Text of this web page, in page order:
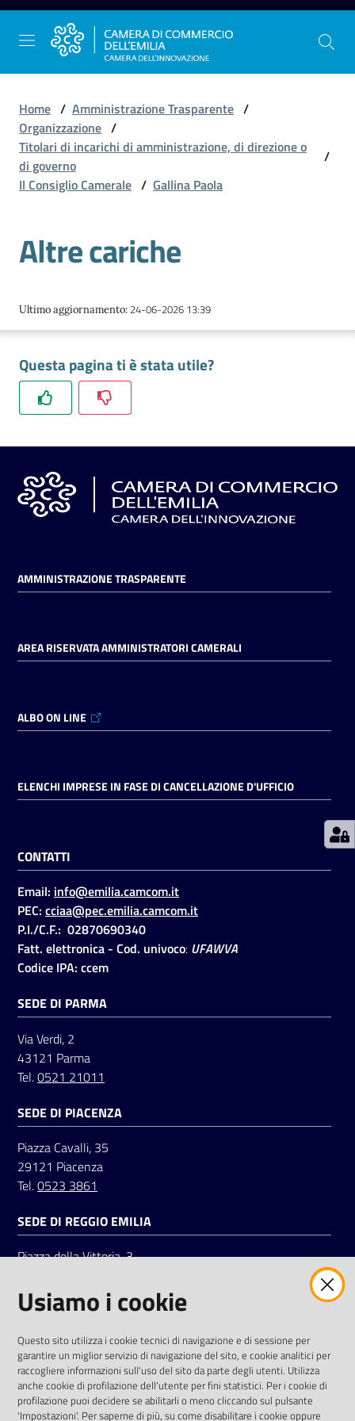
Vai al contenuto
Vai alla navigazione
Vai al footer
La
Camera
dell'Emilia
Gestire
l'impresa
e
territorio
Tutelare
l'Impresa
in
digitale
on line
Accedi
Registrati
Seguici
su
Home / Amministrazione Trasparente /
Organizzazione /
Titolari di incarichi di amministrazione, di direzione o
di governo
/
Il Consiglio Camerale / Gallina Paola
Altre cariche
Ultimo aggiornamento: 24-06-2026 13:39
Questa pagina ti è stata utile?
AMMINISTRAZIONE TRASPARENTE
AREA RISERVATA AMMINISTRATORI CAMERALI
ALBO ON LINE
ELENCHI IMPRESE IN FASE DI CANCELLAZIONE D'UFFICIO
CONTATTI
Email: info@emilia.camcom.it
PEC: cciaa@pec.emilia.camcom.it
P.I./C.F.: 02870690340
Fatt. elettronica - Cod. univoco: UFAWVA
Codice IPA: ccem
SEDE DI PARMA
Via Verdi, 2
43121 Parma
Tel.0521 21011
SEDE DI PIACENZA
Piazza Cavalli, 35
29121 Piacenza
Tel.0523 3861
SEDE DI REGGIO EMILIA
Piazza della Vittoria, 3
Tel.0522 7961
LinkedinFacebookInstagram
Usiamo i cookie
Questo sito utilizza i cookie tecnici di navigazione e di sessione per
garantire un miglior servizio di navigazione del sito, e cookie analitici per
raccogliere informazioni sull'uso del sito da parte degli utenti. Utilizza
anche cookie di profilazione dell'utente per fini statistici. Per i cookie di
profilazione puoi decidere se abilitarli o meno cliccando sul pulsante
'Impostazioni'. Per saperne di più, su come disabilitare i cookie oppure